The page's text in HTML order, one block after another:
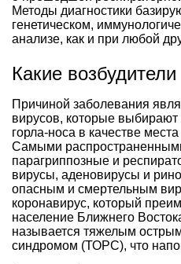
Методы диагностики
генетическом,
анализе, как и при любой
Какие
Причиной заболевания
вирусов, которые выбирают
горла-носа в качестве
Самыми
парагриппозные и
вирусы, аденовирусы и
опасным и смертельным
коронавирус, который
население Ближнего
называется тяжелым
синдромом (ТОРС), что